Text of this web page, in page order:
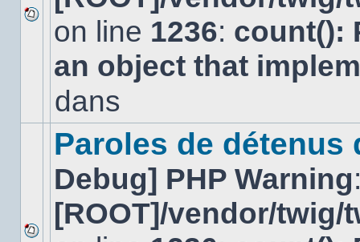
Aucun
nouveau
message
non-
dans
on line 1236: count():
an object that
dans
Paroles de détenus
Debug] PHP Warning
[ROOT]/vendor/